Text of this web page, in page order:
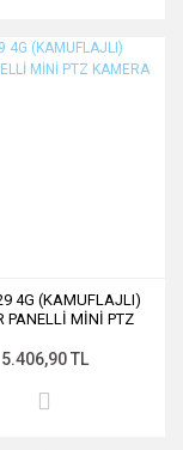
4G (KAMUFLAJLI)
PANELLİ MİNİ PTZ
5.406,90 TL